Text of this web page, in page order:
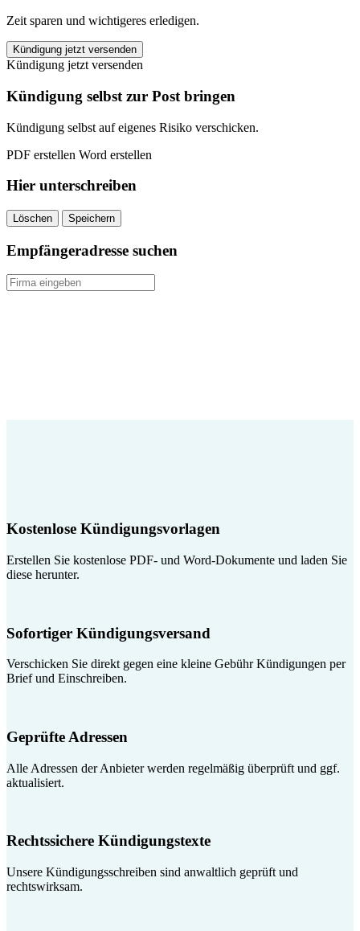
Zeit sparen und wichtigeres erledigen.
TARGOBANK
Rentenversicherung
kündigen
quantity
Kündigung jetzt versenden
Kündigung jetzt versenden
Kündigung selbst zur Post bringen
Kündigung selbst auf eigenes Risiko verschicken.
PDF erstellen Word erstellen
Hier unterschreiben
Löschen Speichern
Empfängeradresse suchen
Kostenlose Kündigungsvorlagen
Erstellen Sie kostenlose PDF- und Word-Dokumente und laden Sie
diese herunter.
Sofortiger Kündigungsversand
Verschicken Sie direkt gegen eine kleine Gebühr Kündigungen per
Brief und Einschreiben.
Geprüfte Adressen
Alle Adressen der Anbieter werden regelmäßig überprüft und ggf.
aktualisiert.
Rechtssichere Kündigungstexte
Unsere Kündigungsschreiben sind anwaltlich geprüft und
rechtswirksam.